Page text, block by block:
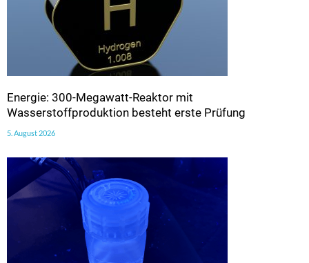
Energie: 300-Megawatt-Reaktor mit
Wasserstoffproduktion besteht erste Prüfung
5. August 2026